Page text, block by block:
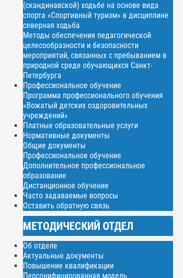
(скандинавской) ходьбе на основе вида
спорта «Спортивный туризм» в дисциплине
северная ходьба
Методы обеспечения педагогической
целесообразности и безопасности
мероприятий, связанных с пребыванием в
природной среде обучающихся Санкт-
Петербурга
Профессиональное обучение
Программа профессионального обучения
«Вожатый детских оздоровительных
учреждений»
Платные образовательные услуги
Нормативные документы
Общие документы
Профессиональное обучение
Дополнительное профессиональное
образование
Дистанционное обучение
Часто задаваемые вопросы
Оставить обратную связь
МЕТОДИЧЕСКИЙ ОТДЕЛ
Об отделе
Актуальные документы
Повышение квалификации
Персонифицированная модель